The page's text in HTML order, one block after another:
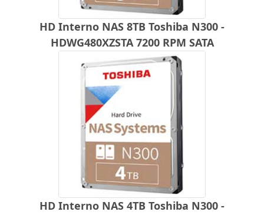
HD Interno NAS 8TB Toshiba N300 -
HDWG480XZSTA 7200 RPM SATA
HD Interno NAS 4TB Toshiba N300 -